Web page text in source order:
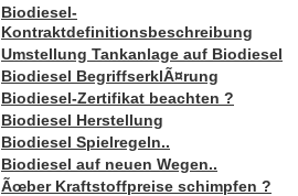
Biodiesel-
Kontraktdefinitionsbeschreibung
Umstellung Tankanlage auf Biodiesel
Biodiesel BegriffserklÃ¤rung
Biodiesel-Zertifikat beachten ?
Biodiesel Herstellung
Biodiesel Spielregeln..
Biodiesel auf neuen Wegen..
Ãœber Kraftstoffpreise schimpfen ?